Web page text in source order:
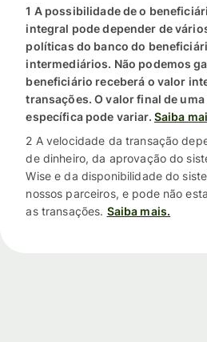
1 A possibilidade de o
integral pode depender de
políticas do banco do
intermediários. Não podemos
beneficiário receberá o valor
transações. O valor final de
específica pode variar. Saiba
2 A velocidade da transação
de dinheiro, da aprovação do
Wise e da disponibilidade do
nossos parceiros, e pode não
as transações. Saiba mais.